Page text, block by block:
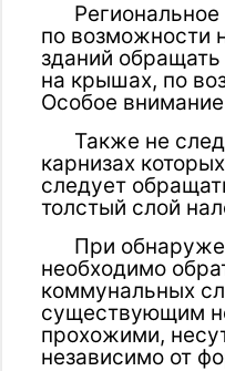
по возможности
зданий
на крышах, по
Особое
Также не
карнизах
следует
толстый слой
При
необходимо
коммунальных
существующим
прохожими,
независимо от